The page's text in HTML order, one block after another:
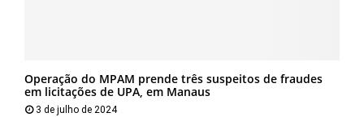
Operação do MPAM prende três suspeitos de fraudes
em licitações de UPA, em Manaus
3 de julho de 2024